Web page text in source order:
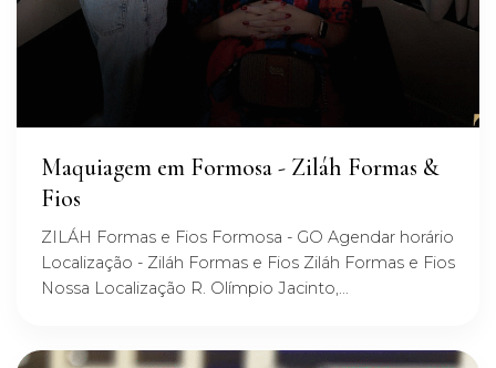
Maquiagem em Formosa - Ziláh Formas &
Fios
ZILÁH Formas e Fios Formosa - GO Agendar horário
Localização - Ziláh Formas e Fios Ziláh Formas e Fios
Nossa Localização R. Olímpio Jacinto,...